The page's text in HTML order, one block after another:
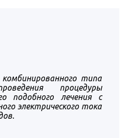
типа
процедуры
подобного лечения с
электрического тока